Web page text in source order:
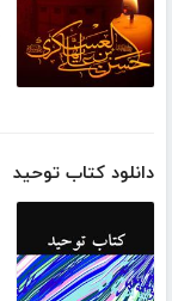
دانلود کتاب توحید